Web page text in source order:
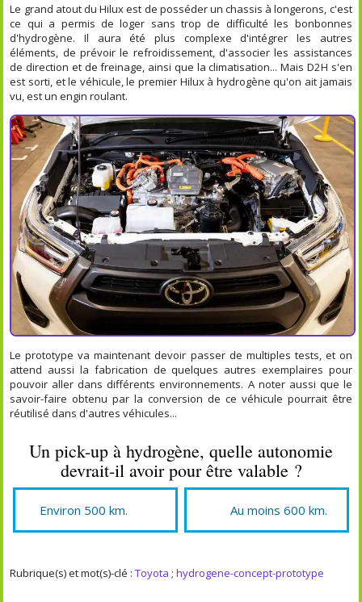
Le grand atout du Hilux est de posséder un chassis à longerons, c'est
ce qui a permis de loger sans trop de difficulté les bonbonnes
d'hydrogène. Il aura été plus complexe d'intégrer les autres
éléments, de prévoir le refroidissement, d'associer les assistances
de direction et de freinage, ainsi que la climatisation... Mais D2H s'en
est sorti, et le véhicule, le premier Hilux à hydrogène qu'on ait jamais
vu, est un engin roulant.
Le prototype va maintenant devoir passer de multiples tests, et on
attend aussi la fabrication de quelques autres exemplaires pour
pouvoir aller dans différents environnements. A noter aussi que le
savoir-faire obtenu par la conversion de ce véhicule pourrait être
réutilisé dans d'autres véhicules...
Un pick-up à hydrogène, quelle autonomie
devrait-il avoir pour être valable ?
Environ 500 km. Au moins 600 km.
Rubrique(s) et mot(s)-clé :Toyota ;hydrogene-concept-prototype